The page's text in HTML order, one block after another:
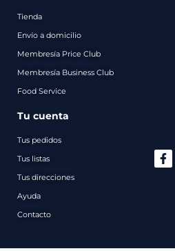
Tienda
Envío a domicilio
Membresía Price Club
Membresía Business Club
Food Service
Tu cuenta
Tus pedidos
Tus listas
Tus direcciones
Ayuda
Contacto